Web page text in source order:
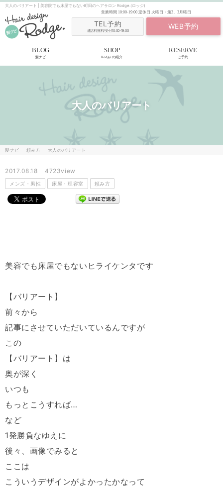
大人のバリアート | 美容院でも床屋でもない町田のヘアサロン Rodge.(ロッジ)
営業時間 10:00-19:00定休日 火曜日・第2、3月曜日
TEL予約
通話料無料/受付10:00-19:00
WEB予約
BLOG
髪ナビ
SHOP
Rodge.の紹介
RESERVE
ご予約
大人のバリアート
髪ナビ 頼み方 大人のバリアート
2017.08.18 4723view
メンズ・男性 床屋・理容室 頼み方
美容でも床屋でもないヒライケンタです
【バリアート】
前々から
記事にさせていただいているんですが
この
【バリアート】は
奥が深く
いつも
もっとこうすれば…
など
1発勝負なゆえに
後々、画像でみると
ここは
こういうデザインがよかったかなって